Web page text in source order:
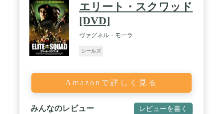
エリート・スクワッド
[DVD]
ヴァグネル・モーラ
シールズ
Amazonで詳しく見る
みんなのレビュー レビューを書く